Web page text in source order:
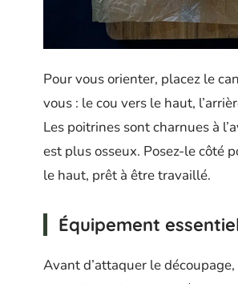
Pour vous orienter, placez le
vous : le cou vers le haut,
Les poitrines sont charnues à
est plus osseux. Posez-le côté
le haut, prêt à être travaillé.
Équipement
Avant d’attaquer le découpage,